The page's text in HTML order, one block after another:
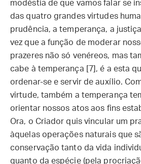
modéstia de que vamos falar se
das quatro grandes virtudes
prudência, a temperança, a
vez que a função de moderar
prazeres não só venéreos, mas
cabe à temperança [7], é a esta
ordenar-se e servir de auxílio.
virtude, também a temperança
orientar nossos atos aos fins
Ora, o Criador quis vincular um
àquelas operações naturais que
conservação tanto da vida
quanto da espécie (pela